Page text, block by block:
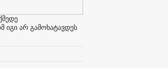
იგი არ გამოხატავდეს